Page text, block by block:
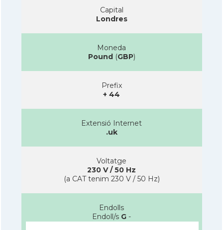
Capital
Londres
Moneda
Pound(GBP)
Prefix
+ 44
Extensió Internet
.uk
Voltatge
230 V / 50 Hz
(a CAT tenim 230 V / 50 Hz)
Endolls
Endoll/s G -